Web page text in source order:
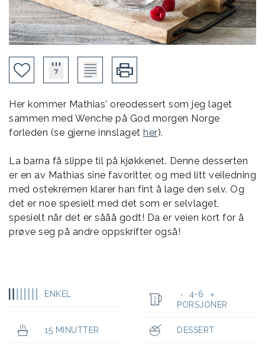
Her kommer Mathias' oreodessert som jeg laget
sammen med Wenche på God morgen Norge
forleden (se gjerne innslaget her).
La barna få slippe til på kjøkkenet. Denne desserten
er en av Mathias sine favoritter, og med litt veiledning
med ostekremen klarer han fint å lage den selv. Og
det er noe spesielt med det som er selvlaget,
spesielt når det er sååå godt! Da er veien kort for å
prøve seg på andre oppskrifter også!
ENKEL - 4-6 +
PORSJONER
15 MINUTTER DESSERT